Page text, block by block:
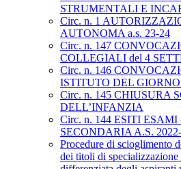
STRUMENTALI E
Circ. n. 1
AUTONOMA a.s. 23-24
Circ. n. 147
COLLEGIALI del 4
Circ. n. 146
ISTITUTO DEL
Circ. n. 145 CHIUSURA
DELL’INFANZIA
Circ. n. 144 ESITI ESAMI
SECONDARIA A.S.
Procedure di scioglimento
dei titoli di specializzazione